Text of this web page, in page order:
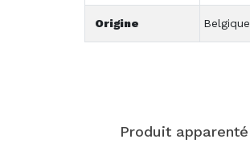
Origine Belgique
Produit apparenté